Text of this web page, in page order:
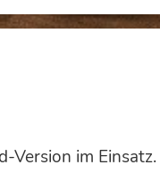
Version im Einsatz.